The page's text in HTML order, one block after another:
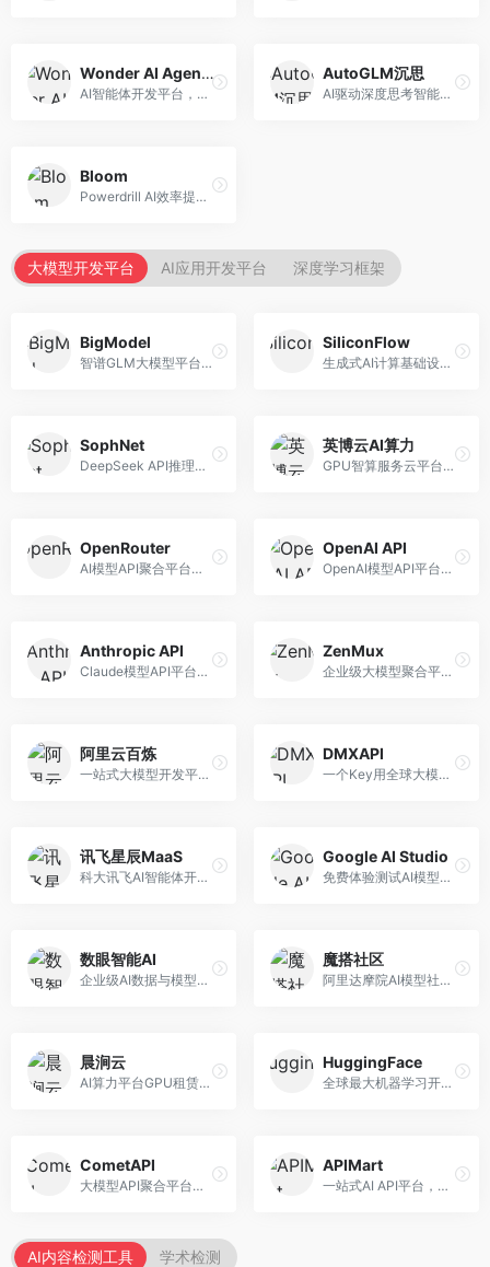
Wonder AI Agents
AI智能体开发平台，专注于低代码智能体创建。面向开发者，提供可视化开发、模板库、部署服务等功能，开发门槛低。
AutoGLM沉思
AI驱动深度思考智能体，专注于复杂推理任务。面向高级用户，提供深度分析、逻辑推理、决策支持等服务，推理能力强。
Bloom
Powerdrill AI效率提升平台，专注于企业智能化。面向企业用户，提供智能体创建、流程自动化、数据分析等服务，企业效率提升显著。
大模型开发平台 AI应用开发平台 深度学习框架
BigModel
智谱GLM大模型平台，提供API调用与模型服务。面向开发者和企业用户，提供GLM系列模型API、微调服务、应用开发工具等，开源生态完善。
SiliconFlow
生成式AI计算基础设施平台，专注于模型推理服务。面向开发者和企业，提供多模型API、高性能推理、成本优化等服务，推理性价比高。
SophNet
DeepSeek API推理平台，专注于DeepSeek模型服务。面向开发者，提供DeepSeek模型API、高性能推理、低成本服务，推理效率高。
英博云AI算力
GPU智算服务云平台，专注于AI算力租赁。面向AI研究者和企业，提供GPU租赁、模型训练、推理服务等，算力资源丰富。
OpenRouter
AI模型API聚合平台，整合多种主流大模型。面向开发者，提供统一API接口、模型对比、成本优化等服务，模型选择灵活。
OpenAI API
OpenAI模型API平台，提供GPT系列模型服务。面向开发者，提供模型API、微调服务、Assistants API等，是AI开发领域的基础设施。
Anthropic API
Claude模型API平台，专注于安全可靠的AI服务。面向开发者，提供Claude系列模型API、安全特性、企业级服务等，API质量高。
ZenMux
企业级大模型聚合平台，专注于企业AI服务。面向企业用户，提供多模型管理、安全合规、成本优化等服务，企业级功能完善。
阿里云百炼
一站式大模型开发平台，深度整合阿里云服务。面向企业开发者和AI团队，提供模型训练、微调、部署、应用开发等全流程服务，企业级功能完善。
DMXAPI
一个Key用全球大模型的聚合平台。面向开发者，提供多模型统一API、简化接入、成本控制等服务，接入便捷。
讯飞星辰MaaS
科大讯飞AI智能体开发平台，专注于企业级模型服务。面向企业用户，提供模型调用、智能体创建、行业解决方案等服务，中文能力突出。
Google AI Studio
免费体验测试AI模型的平台，深度整合Google生态。面向开发者和研究者，提供Gemini模型体验、API密钥管理、提示词测试等服务，免费使用。
数眼智能AI
企业级AI数据与模型服务平台，专注于数据驱动AI。面向企业用户，提供数据管理、模型训练、部署服务等，数据治理能力强。
魔搭社区
阿里达摩院AI模型社区，专注于中文AI生态。面向中文开发者，提供开源模型、数据集、开发工具等资源，中文模型丰富。
晨涧云
AI算力平台GPU租赁服务，专注于弹性算力。面向开发者和研究者，提供GPU租赁、弹性调度、成本优化等服务，算力灵活。
HuggingFace
全球最大机器学习开源社区，整合模型库与开发工具。面向AI研究者和开发者，提供开源模型、数据集、开发工具等资源，开源生态最完善。
CometAPI
大模型API聚合平台，整合多种AI模型服务。面向开发者，提供统一接口、模型切换、监控分析等服务，API管理便捷。
APIMart
一站式AI API平台，整合多种AI服务。面向开发者，提供模型API、图像处理、语音识别等服务，API种类丰富。
AI内容检测工具 学术检测